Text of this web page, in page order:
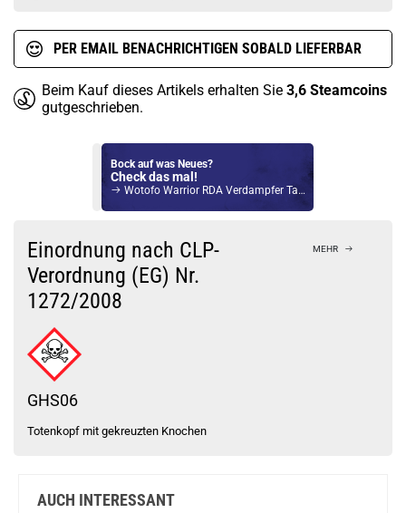
PER EMAIL BENACHRICHTIGEN SOBALD LIEFERBAR
Beim Kauf dieses Artikels erhalten Sie 3,6 Steamcoins
gutgeschrieben.
Bock auf was Neues?
Check das mal!
Wotofo Warrior RDA Verdampfer Tank Silber
Schau mal hier!
HorizonTech Magico 6,5ml Pod Rot
Einordnung nach CLP-
Verordnung (EG) Nr.
1272/2008
MEHR
GHS06
Totenkopf mit gekreuzten Knochen
AUCH INTERESSANT